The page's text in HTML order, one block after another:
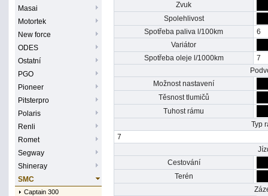
Masai
Motortek
New force
ODES
Ostatní
PGO
Pioneer
Pitsterpro
Polaris
Renli
Romet
Segway
Shineray
SMC
Captain 300
Zvuk
Spolehlivost
Spotřeba paliva l/100km
6
Variátor
Spotřeba oleje l/1000km
7
Možnost nastavení
Těsnost tlumičů
Tuhost rámu
Typ
7
Cestování
Terén